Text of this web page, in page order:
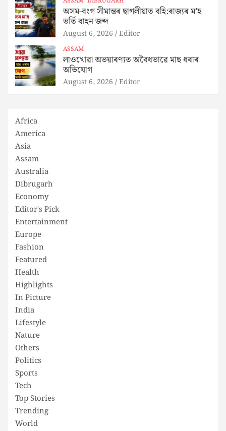
অসম-বংগ সীমান্তৰ ছাগলীয়াত বহি:ৰাজ্যৰ ম’হ
ভৰ্তি বাহন জব্দ
August 6, 2026 Editor
ASSAM
লাওখোৱা অভয়াৰণ্যত অবৈধভাৱে মাছ ধৰাৰ
অভিযোগ
August 6, 2026 Editor
Africa
America
Asia
Assam
Australia
Dibrugarh
Economy
Editor's Pick
Entertainment
Europe
Fashion
Featured
Health
Highlights
In Picture
India
Lifestyle
Nature
Others
Politics
Sports
Tech
Top Stories
Trending
World